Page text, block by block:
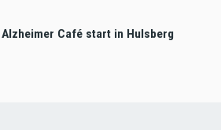
Alzheimer Café start in Hulsberg